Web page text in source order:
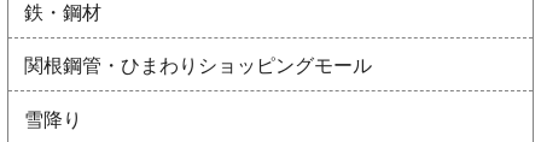
鉄・鋼材
関根鋼管・ひまわりショッピングモール
雪降り